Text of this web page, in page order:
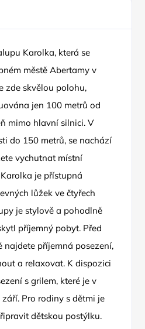
Karolka, která se
městě Abertamy v
zde skvělou polohu,
jen 100 metrů od
mimo hlavní silnici. V
do 150 metrů, se nachází
vychutnat místní
je přístupná
lůžek ve čtyřech
je stylově a pohodlně
příjemný pobyt. Před
najdete příjemná posezení,
a relaxovat. K dispozici
s grilem, které je v
Pro rodiny s dětmi je
dětskou postýlku.